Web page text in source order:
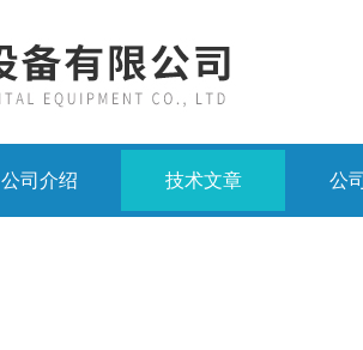
公司介绍 技术文章 公